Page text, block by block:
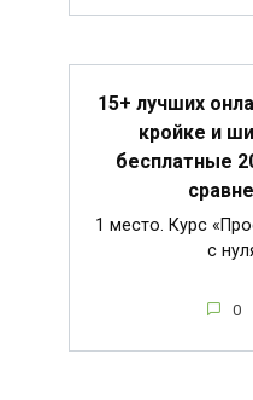
15+ лучших
кройке и
бесплатные
1 место. Курс
с
0